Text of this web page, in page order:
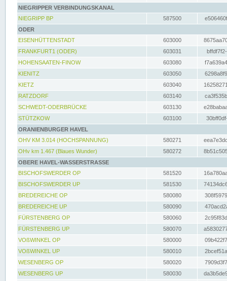
NIEGRIPPER VERBINDUNGSKANAL
NIEGRIPP BP
587500
ODER
EISENHÜTTENSTADT
603000
FRANKFURT1 (ODER)
603031
HOHENSAATEN-FINOW
603080
KIENITZ
603050
KIETZ
603040
RATZDORF
603140
SCHWEDT-ODERBRÜCKE
603130
STÜTZKOW
603100
ORANIENBURGER HAVEL
OHV KM 3.014 (HOCHSPANNUNG)
580271
OHv km 1.467 (Blaues Wunder)
580272
OBERE HAVEL-WASSERSTRASSE
BISCHOFSWERDER OP
581520
BISCHOFSWERDER UP
581530
BREDEREICHE OP
580080
BREDEREICHE UP
580090
FÜRSTENBERG OP
580060
FÜRSTENBERG UP
580070
VOßWINKEL OP
580000
VOßWINKEL UP
580010
WESENBERG OP
580020
WESENBERG UP
580030